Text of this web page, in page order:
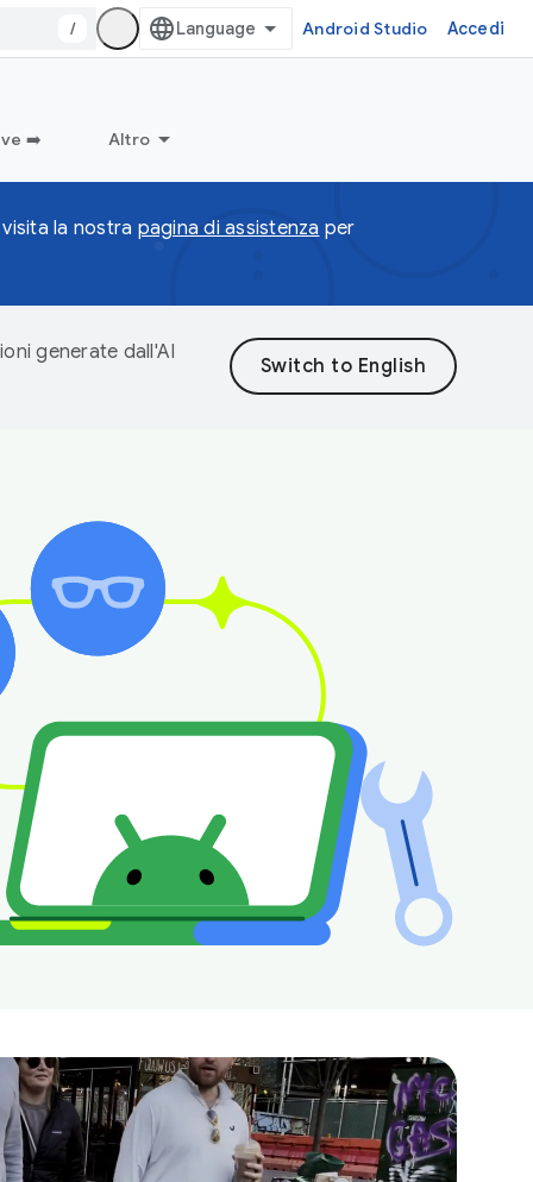
/ Android Studio Accedi
➡️ Altro
la nostra pagina di assistenza per
generate dall'AI